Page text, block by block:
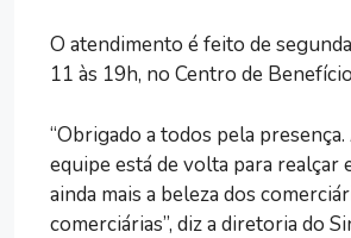
O atendimento é feito de segunda
11 às 19h, no Centro de
“Obrigado a todos pela presença.
equipe está de volta para realçar
ainda mais a beleza dos
comerciárias”, diz a diretoria do